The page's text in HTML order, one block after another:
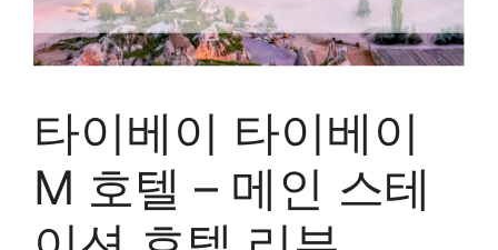
타이베이 타이베이
M 호텔 – 메인 스테